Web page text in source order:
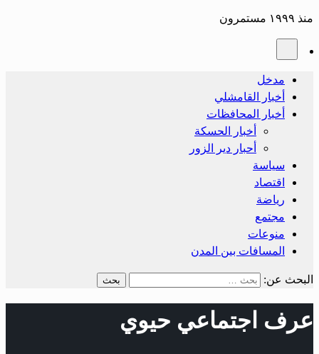
منذ ١٩٩٩ مستمرون
مدخل
أخبار القامشلي
أخبار المحافظات
أخبار الحسكة
أحبار دير الزور
سياسة
اقتصاد
رياضة
مجتمع
منوعات
المسافات بين المدن
البحث عن:
عرف اجتماعي حيوي